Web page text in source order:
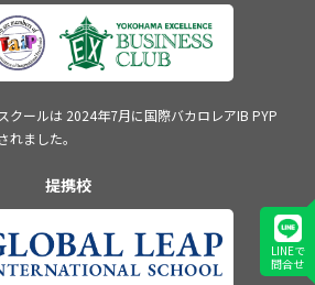
クールは 2024年7月に国際バカロレアIB PYP
れました。
提携校
LINEで
問合せ